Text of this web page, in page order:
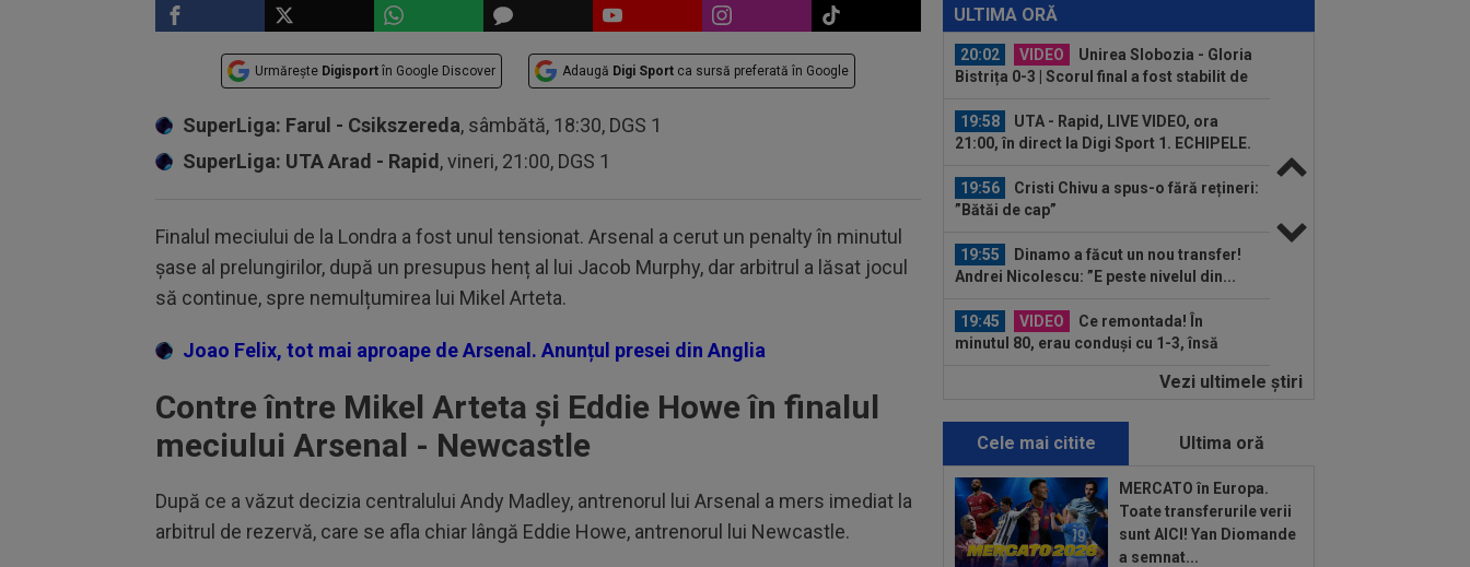
Urmărește Digisport în Google Discover Adaugă Digi Sport ca sursă preferată în Google
SuperLiga: Farul - Csikszereda, sâmbătă, 18:30, DGS 1
SuperLiga: UTA Arad - Rapid , vineri, 21:00, DGS 1
Finalul meciului de la Londra a fost unul tensionat. Arsenal a cerut un penalty în minutul
șase al prelungirilor, după un presupus henț al lui Jacob Murphy, dar arbitrul a lăsat jocul
să continue, spre nemulțumirea lui Mikel Arteta.
Joao Felix, tot mai aproape de Arsenal. Anunțul presei din Anglia
Contre între Mikel Arteta și Eddie Howe în finalul
meciului Arsenal - Newcastle
După ce a văzut decizia centralului Andy Madley, antrenorul lui Arsenal a mers imediat la
arbitrul de rezervă, care se afla chiar lângă Eddie Howe, antrenorul lui Newcastle.
ULTIMA ORĂ
păcălească” și acum e în fața unui
contract...
20:02
VIDEO
Unirea Slobozia - Gloria
Bistrița 0-3 | Scorul final a fost stabilit de
19:58
UTA - Rapid, LIVE VIDEO, ora
21:00, în direct la Digi Sport 1. ECHIPELE.
19:56
Cristi Chivu a spus-o fără rețineri:
”Bătăi de cap”
19:55
Dinamo a făcut un nou transfer!
Andrei Nicolescu: ”E peste nivelul din...
19:45 VIDEO
Ce remontada! În
minutul 80, erau conduși cu 1-3, însă
A semnat la o zi după
19:19 VIDEO
Victorie clară a Gloriei
Bistrița la Slobozia. Programul complet
al etapei a...
19:14
Ce se întâmplă cu Denis Alibec:
Sabău a făcut anunțul
Vezi ultimele ştiri
Cele mai citite Ultima oră
MERCATO în Europa.
Toate transferurile verii
sunt AICI! Yan Diomande
a semnat...